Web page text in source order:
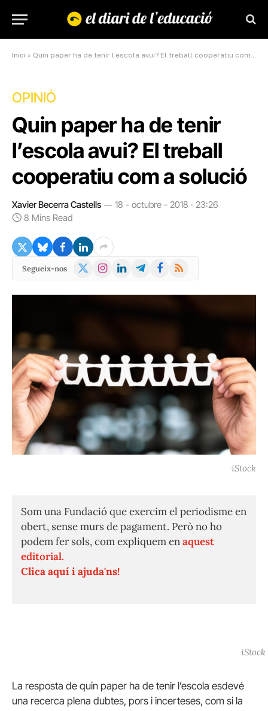
Inici » Quin paper ha de tenir l’escola avui? El treball cooperatiu com a solució
OPINIÓ
Quin paper ha de tenir
l’escola avui? El treball
cooperatiu com a solució
Xavier Becerra Castells
18 - octubre - 2018 · 23:26
8 Mins Read
Segueix-nos
X
Instagram
LinkedInTelegramFacebook
RSS
iStock
Som una Fundació que exercim el periodisme en
obert, sense murs de pagament. Però no ho
podem fer sols, com expliquem enaquest
editorial.
Clica aquí i ajuda'ns!
iStock
La resposta de quin paper ha de tenir l’escola esdevé
una recerca plena dubtes, pors i incerteses, com si la